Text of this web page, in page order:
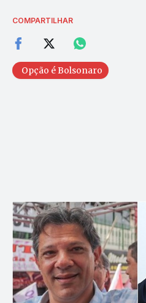
COMPARTILHAR
Opção é Bolsonaro